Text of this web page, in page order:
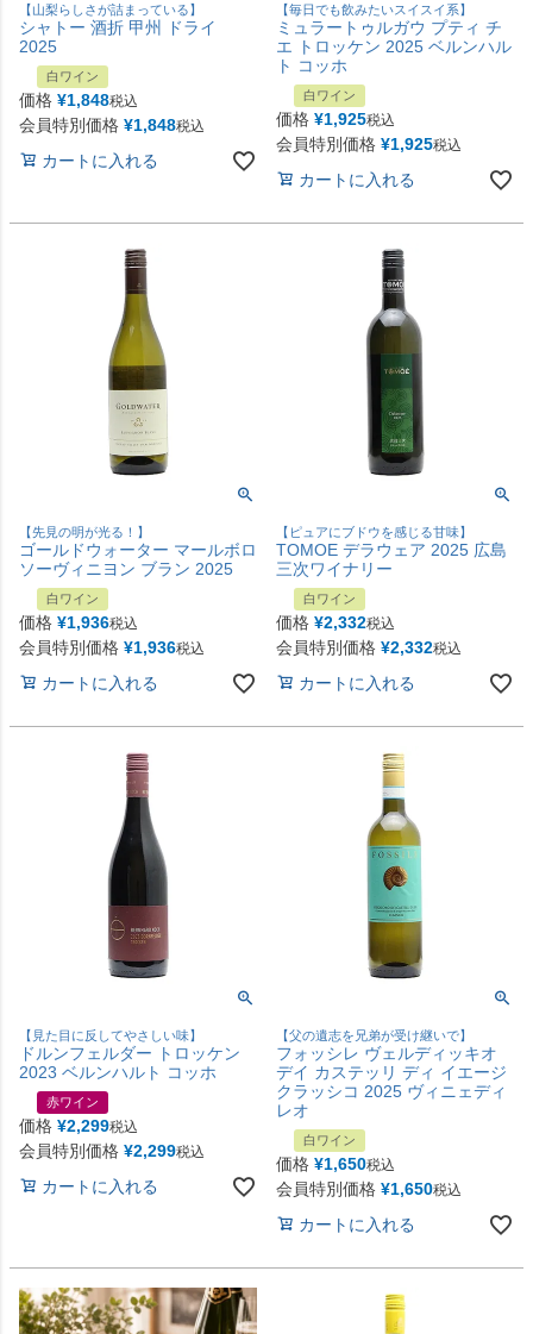
【山梨らしさが詰まっている】
シャトー 酒折 甲州 ドライ
2025
白ワイン
価格 ¥1,848税込
会員特別価格 ¥1,848税込
カートに入れる
【毎日でも飲みたいスイスイ系】
ミュラートゥルガウ プティ チ
エ トロッケン 2025 ベルンハル
ト コッホ
白ワイン
価格 ¥1,925税込
会員特別価格 ¥1,925税込
カートに入れる
【先見の明が光る！】
ゴールドウォーター マールボロ
ソーヴィニヨン ブラン 2025
白ワイン
価格 ¥1,936税込
会員特別価格 ¥1,936税込
カートに入れる
【ピュアにブドウを感じる甘味】
TOMOE デラウェア 2025 広島
三次ワイナリー
白ワイン
価格 ¥2,332税込
会員特別価格 ¥2,332税込
カートに入れる
【見た目に反してやさしい味】
ドルンフェルダー トロッケン
2023 ベルンハルト コッホ
赤ワイン
価格 ¥2,299税込
会員特別価格 ¥2,299税込
カートに入れる
【父の遺志を兄弟が受け継いで】
フォッシレ ヴェルディッキオ
デイ カステッリ ディ イエージ
クラッシコ 2025 ヴィニェディ
レオ
白ワイン
価格 ¥1,650税込
会員特別価格 ¥1,650税込
カートに入れる